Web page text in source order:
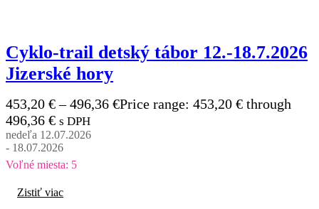
Cyklo-trail detský tábor 12.-18.7.2026
Jizerské hory
453,20 € – 496,36 €Price range: 453,20 € through
496,36 € s DPH
nedeľa 12.07.2026
- 18.07.2026
Voľné miesta: 5
Zistiť viac